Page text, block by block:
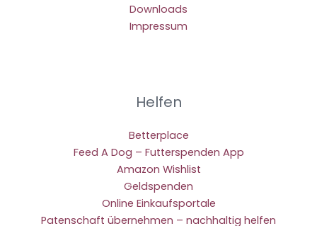
Downloads
Impressum
Helfen
Betterplace
Feed A Dog – Futterspenden App
Amazon Wishlist
Geldspenden
Online Einkaufsportale
Patenschaft übernehmen – nachhaltig helfen